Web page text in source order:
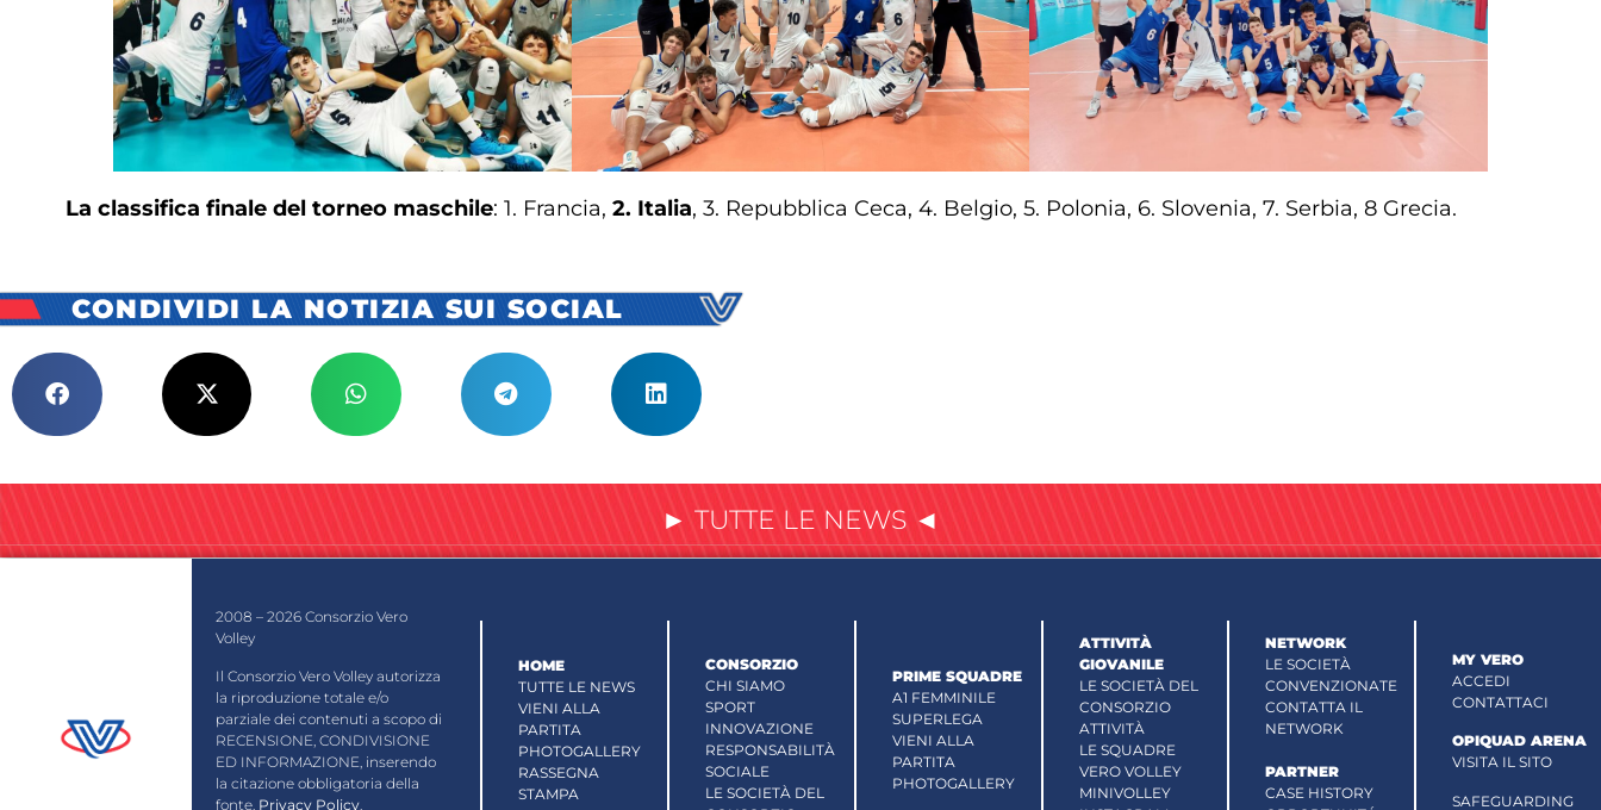
La classifica finale del torneo maschile: 1. Francia, 2. Italia, 3. Repubblica Ceca, 4. Belgio, 5. Polonia, 6. Slovenia, 7. Serbia, 8 Grecia.
CONDIVIDI LA NOTIZIA SUI SOCIAL
► TUTTE LE NEWS ◄
2008 – 2026 Consorzio Vero
Volley
Il Consorzio Vero Volley autorizza
la riproduzione totale e/o
parziale dei contenuti a scopo di
RECENSIONE, CONDIVISIONE
ED INFORMAZIONE, inserendo
la citazione obbligatoria della
fonte. Privacy Policy.
HOME
TUTTE LE NEWS
VIENI ALLA
PARTITA
PHOTOGALLERY
RASSEGNA
STAMPA
CONSORZIO
CHI SIAMO
SPORT
INNOVAZIONE
RESPONSABILITÀ
SOCIALE
LE SOCIETÀ DEL
PRIME SQUADRE
A1 FEMMINILE
SUPERLEGA
VIENI ALLA
PARTITA
PHOTOGALLERY
ATTIVITÀ
GIOVANILE
LE SOCIETÀ DEL
CONSORZIO
ATTIVITÀ
LE SQUADRE
VERO VOLLEY
MINIVOLLEY
NETWORK
LE SOCIETÀ
CONVENZIONATE
CONTATTA IL
NETWORK
PARTNER
CASE HISTORY
MY VERO
ACCEDI
CONTATTACI
OPIQUAD ARENA
VISITA IL SITO
SAFEGUARDING